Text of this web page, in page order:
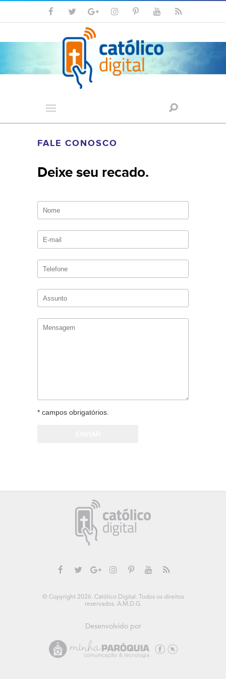
FALE CONOSCO
Deixe seu recado.
* campos obrigatórios.
© Copyright 2026. Católico Digital. Todos os direitos
reservados. A.M.D.G.
Desenvolvido por